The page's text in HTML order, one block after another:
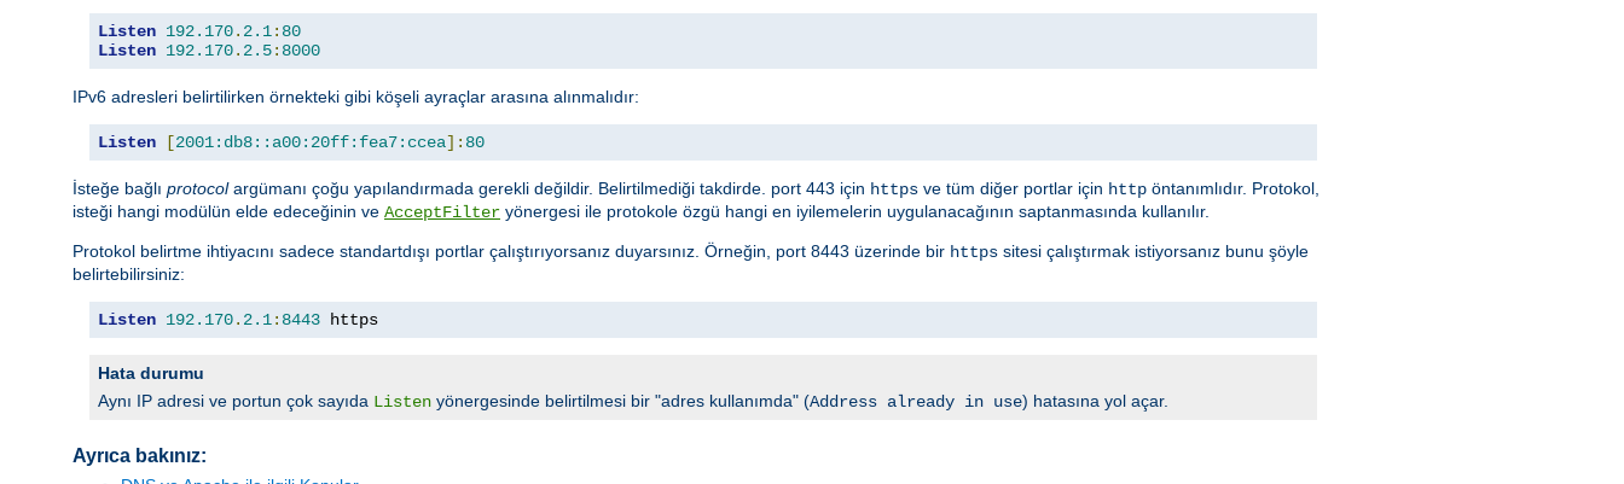
Listen 192.170. 2.1: 80
Listen 192.170. 2.5: 8000
IPv6 adresleri belirtilirken örnekteki gibi köşeli ayraçlar arasına alınmalıdır:
Listen [2001:db8::a00:20ff:fea7:ccea]: 80
İsteğe bağlı protocolargümanı çoğu yapılandırmada gerekli değildir. Belirtilmediği takdirde. port 443 için https ve tüm diğer portlar için http öntanımlıdır. Protokol,
isteği hangi modülün elde edeceğinin ve AcceptFilter yönergesi ile protokole özgü hangi en iyilemelerin uygulanacağının saptanmasında kullanılır.
Protokol belirtme ihtiyacını sadece standartdışı portlar çalıştırıyorsanız duyarsınız. Örneğin, port 8443 üzerinde bir https sitesi çalıştırmak istiyorsanız bunu şöyle
belirtebilirsiniz:
Listen 192.170. 2.1: 8443 https
Hata durumu
Aynı IP adresi ve portun çok sayıda Listen yönergesinde belirtilmesi bir "adres kullanımda" (Address already in use) hatasına yol açar.
Ayrıca bakınız: